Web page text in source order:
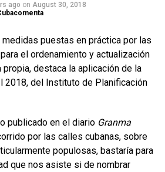
ago on August 30, 2018
puestas en práctica por las
el ordenamiento y actualización
destaca la aplicación de la
2018, del Instituto de Planificación
publicado en el diario Granma
por las calles cubanas, sobre
populosas, bastaría para
que nos asiste si de nombrar